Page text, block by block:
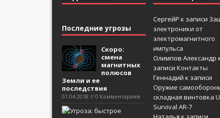
Последние угрозы
Скоро:
смена
магнитных
полюсов
Земли и ее
последствия
01.04.2018 // 0 Комментариев
СергейР к записи
электроники от
электромагнитного
импульса
Олимпов Александр
записи Контакты
Геннадий к записи
Оружие
складная винтовка
Survival AR-7